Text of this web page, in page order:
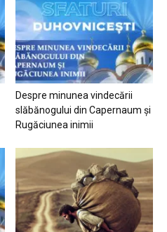
Despre minunea vindecării
slăbănogului din Capernaum și
Rugăciunea inimii